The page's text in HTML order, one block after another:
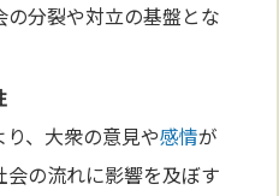
分裂や対立の基盤とな
り、大衆の意見や感情が
会の流れに影響を及ぼす